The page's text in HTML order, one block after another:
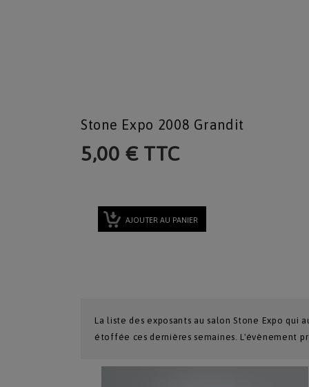
Stone Expo 2008 Grandit
5,00 € TTC
AJOUTER AU PANIER
La liste des exposants au salon Stone Expo qui
étoffée ces dernières semaines. L'évènement